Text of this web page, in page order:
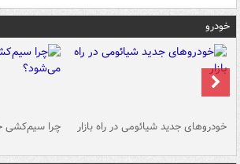
خودرو
خودروهای جدید شیائومی در راه بازار چرا سیم‌کشی